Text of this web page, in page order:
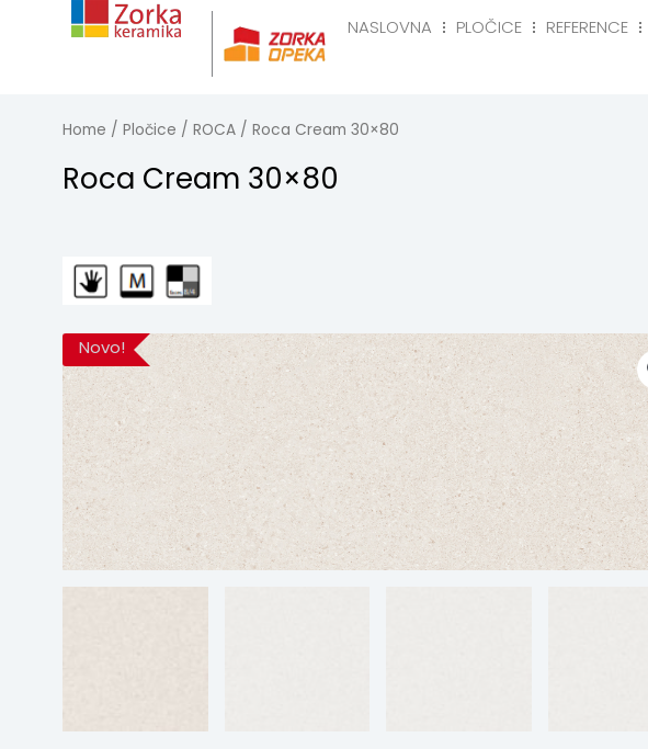
NASLOVNA PLOČICE REFERENCE
Naslovna
Home / Pločice / ROCA / Roca Cream 30×80
Roca Cream 30×80
Novo!